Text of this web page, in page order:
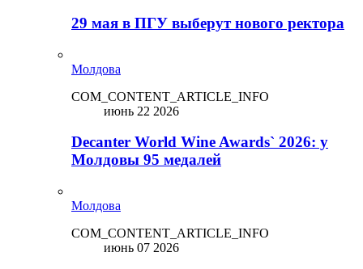
29 мая в ПГУ выберут нового ректора
Молдова
COM_CONTENT_ARTICLE_INFO
июнь 22 2026
Decanter World Wine Awards` 2026: у
Молдовы 95 медалей
Молдова
COM_CONTENT_ARTICLE_INFO
июнь 07 2026